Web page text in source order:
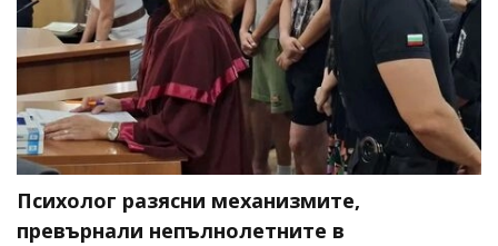
Психолог разясни механизмите,
превърнали непълнолетните в